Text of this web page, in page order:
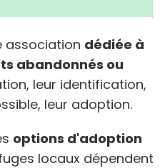
association dédiée à
abandonnés ou
leur identification,
leur adoption.
options d'adoption
locaux dépendent